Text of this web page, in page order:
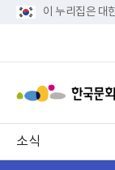
이 누리집은 대
소식